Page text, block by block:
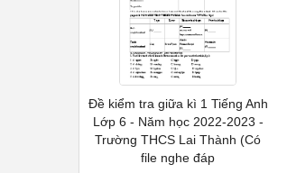
Đề kiểm tra giữa kì 1 Tiếng Anh
Lớp 6 - Năm học 2022-2023 -
Trường THCS Lai Thành (Có
file nghe đáp